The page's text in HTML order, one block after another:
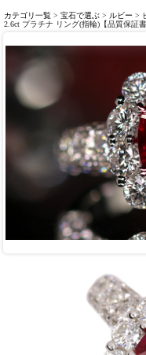
カテゴリ一覧 > 宝石で選ぶ > ルビー >
2.6ct プラチナ リング(指輪)【品質保証